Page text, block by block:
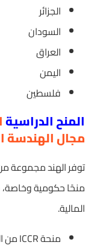
الجزائر
السودان
العراق
اليمن
فلسطين
المنح الدراسية
مجال الهندسة
توفر الهند مجموعة
منحًا حكومية وخاصة،
المالية.
منحة ICCR من الحكومة الهندية